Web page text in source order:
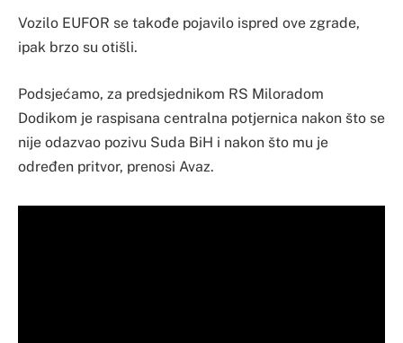
Vozilo EUFOR se takođe pojavilo ispred ove zgrade,
ipak brzo su otišli.
Podsjećamo, za predsjednikom RS Miloradom
Dodikom je raspisana centralna potjernica nakon što se
nije odazvao pozivu Suda BiH i nakon što mu je
određen pritvor, prenosi Avaz.